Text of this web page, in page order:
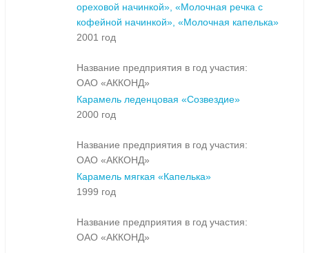
ореховой начинкой», «Молочная речка с
кофейной начинкой», «Молочная капелька»
2001 год
Название предприятия в год участия:
ОАО «АККОНД»
Карамель леденцовая «Созвездие»
2000 год
Название предприятия в год участия:
ОАО «АККОНД»
Карамель мягкая «Капелька»
1999 год
Название предприятия в год участия:
ОАО «АККОНД»